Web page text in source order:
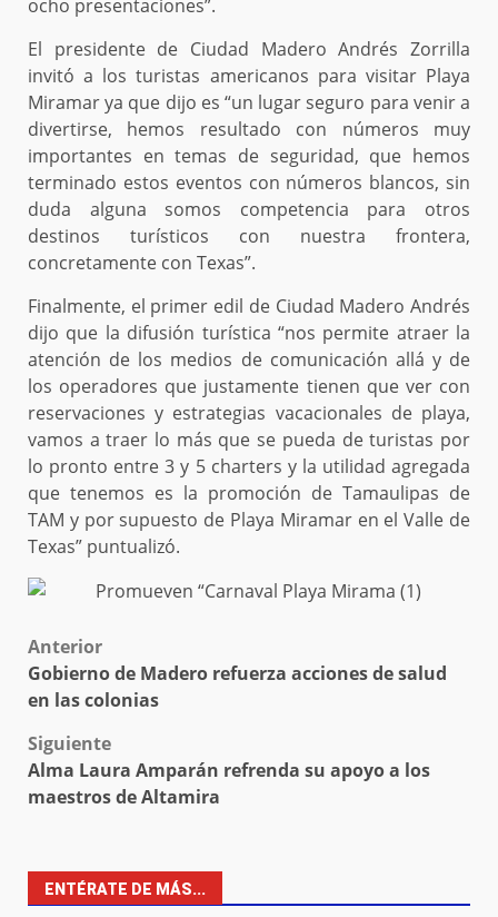
ocho presentaciones”.
El presidente de Ciudad Madero Andrés Zorrilla
invitó a los turistas americanos para visitar Playa
Miramar ya que dijo es “un lugar seguro para venir a
divertirse, hemos resultado con números muy
importantes en temas de seguridad, que hemos
terminado estos eventos con números blancos, sin
duda alguna somos competencia para otros
destinos turísticos con nuestra frontera,
concretamente con Texas”.
Finalmente, el primer edil de Ciudad Madero Andrés
dijo que la difusión turística “nos permite atraer la
atención de los medios de comunicación allá y de
los operadores que justamente tienen que ver con
reservaciones y estrategias vacacionales de playa,
vamos a traer lo más que se pueda de turistas por
lo pronto entre 3 y 5 charters y la utilidad agregada
que tenemos es la promoción de Tamaulipas de
TAM y por supuesto de Playa Miramar en el Valle de
Texas” puntualizó.
Post
navigation
Anterior
Gobierno de Madero refuerza acciones de salud
en las colonias
Siguiente
Alma Laura Amparán refrenda su apoyo a los
maestros de Altamira
ENTÉRATE DE MÁS...